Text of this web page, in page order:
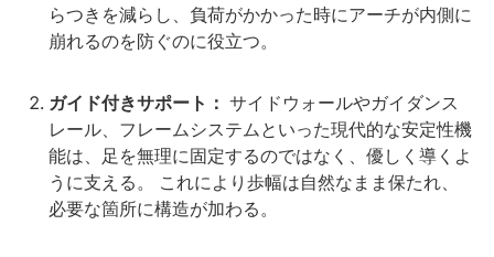
らつきを減らし、負荷がかかった時にアーチが内側に
崩れるのを防ぐのに役立つ。
ガイド付きサポート： サイドウォールやガイダンス
レール、フレームシステムといった現代的な安定性機
能は、足を無理に固定するのではなく、優しく導くよ
うに支える。 これにより歩幅は自然なまま保たれ、
必要な箇所に構造が加わる。